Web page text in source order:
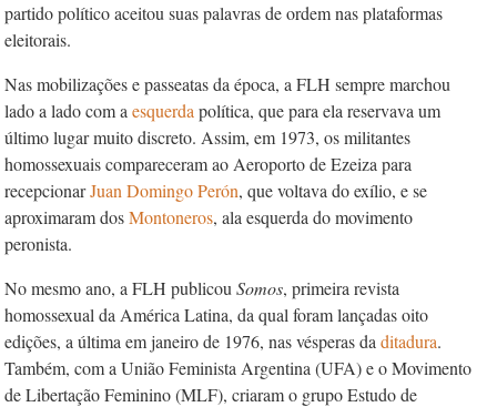
partido político aceitou suas palavras de ordem nas plataformas
eleitorais.
Nas mobilizações e passeatas da época, a FLH sempre marchou
lado a lado com a esquerda política, que para ela reservava um
último lugar muito discreto. Assim, em 1973, os militantes
homossexuais compareceram ao Aeroporto de Ezeiza para
recepcionarJuan Domingo Perón, que voltava do exílio, e se
aproximaram dosMontoneros, ala esquerda do movimento
peronista.
No mesmo ano, a FLH publicou Somos, primeira revista
homossexual da América Latina, da qual foram lançadas oito
edições, a última em janeiro de 1976, nas vésperas da ditadura.
Também, com a União Feminista Argentina (UFA) e o Movimento
de Libertação Feminino (MLF), criaram o grupo Estudo de